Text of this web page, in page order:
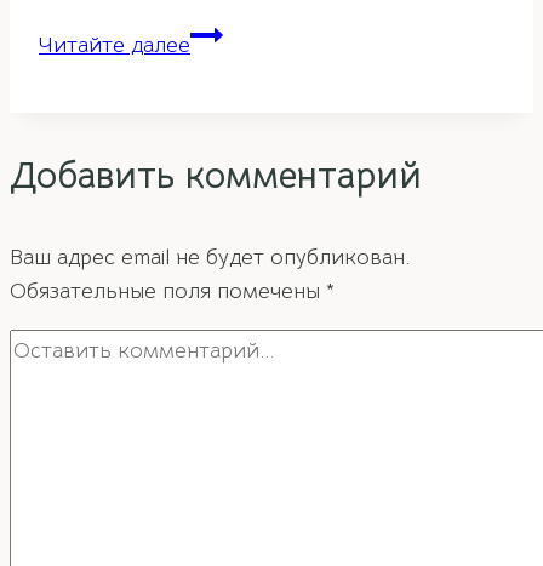
Читайте далееЛошадь
и
Добавить комментарий
Ваш адрес email не будет опубликован.
Обязательные поля помечены *